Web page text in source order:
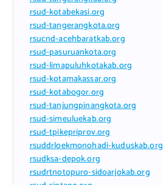
rsud-kotabekasi.org
rsud-tangerangkota.org
rsucnd-acehbaratkab.org
rsud-pasuruankota.org
rsud-limapuluhkotakab.org
rsud-kotamakassar.org
rsud-kotabogor.org
rsud-tanjungpinangkota.org
rsud-simeuluekab.org
rsud-tpikepriprov.org
rsuddrloekmonohadi-kuduskab.org
rsudksa-depok.org
rsudrtnotopuro-sidoarjokab.org